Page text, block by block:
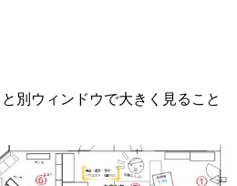
と別ウィンドウで大きく見ること